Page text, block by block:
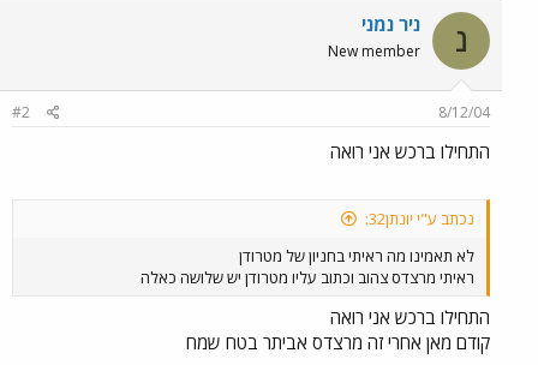
נ ניר נמני
New member
8/12/04
#2
התחילו ברכש אני רואה
נכתב ע"י יונתן32:
לא תאמינו מה ראיתי בחניון של מטרודן
ראיתי מרצדס צהוב וכתוב עליו מטרודן יש שלושה כאלה
התחילו ברכש אני רואה
קודם מאן אחרי זה מרצדס אביתר בטח שמח